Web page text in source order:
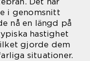
i genomsnitt
nå en längd på
hastighet
gjorde dem
situationer.